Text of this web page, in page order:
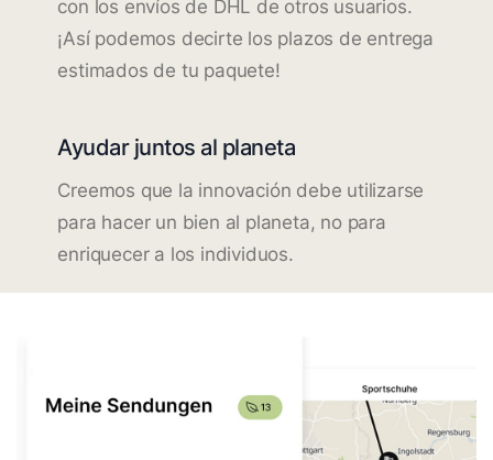
con los envíos de DHL de otros usuarios.
¡Así podemos decirte los plazos de entrega
estimados de tu paquete!
Ayudar juntos al planeta
Creemos que la innovación debe utilizarse
para hacer un bien al planeta, no para
enriquecer a los individuos.